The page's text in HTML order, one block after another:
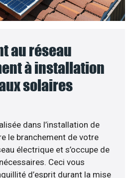
au réseau
à installation
solaires
dans l’installation de
le branchement de votre
électrique et s’occupe de
Ceci vous
d’esprit durant la mise